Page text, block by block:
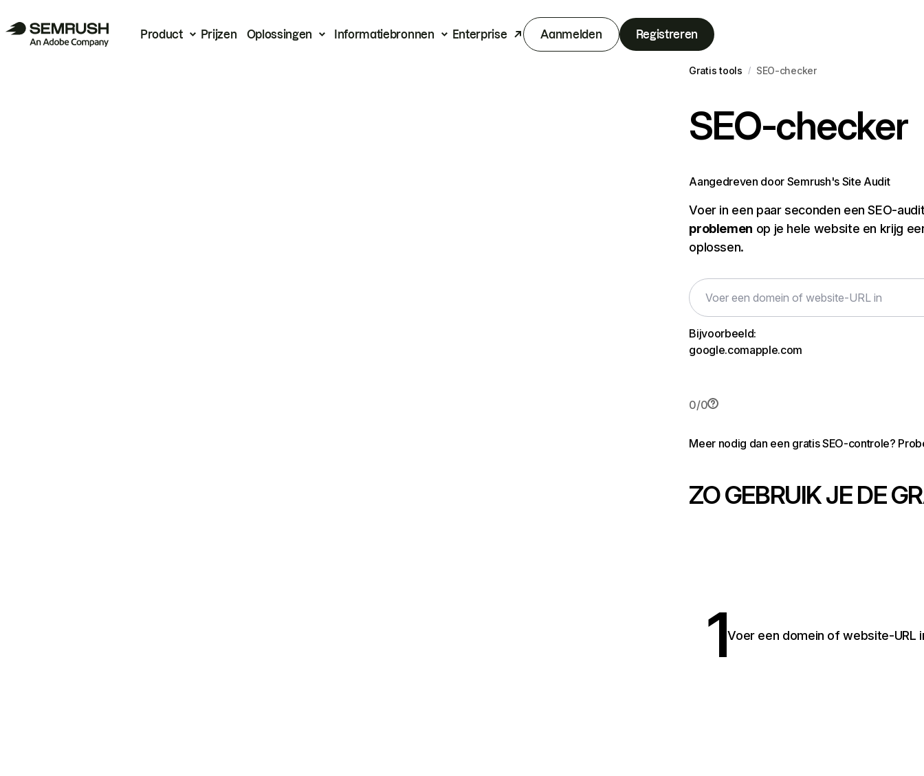
Product Prijzen Oplossingen Informatiebronnen Enterprise Aanmelden Registreren
Gratis tools / SEO-checker
SEO-checker
Aangedreven door Semrush's Site Audit
Voer in een paar seconden een SEO-
problemen op je hele website en krijg
oplossen.
Bijvoorbeeld:
google.comapple.com
0/0
Meer nodig dan een gratis SEO-controle?
ZO GEBRUIK JE DE
1Voer een domein of website-URL